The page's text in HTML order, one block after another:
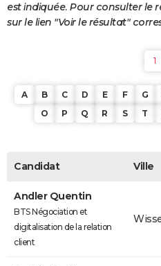
est indiquée. Pour consulter le
sur le lien "Voir le résultat"
1
A B C D E F G
O
P Q R S T
Candidat Ville
Andler Quentin
BTS Négociation et
digitalisation de la relation
client